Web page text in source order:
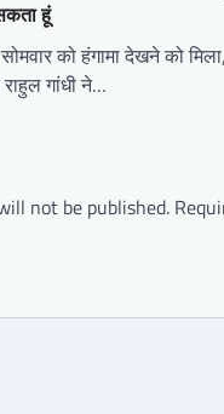
हूं
को हंगामा देखने को
गांधी ने…
not be published.